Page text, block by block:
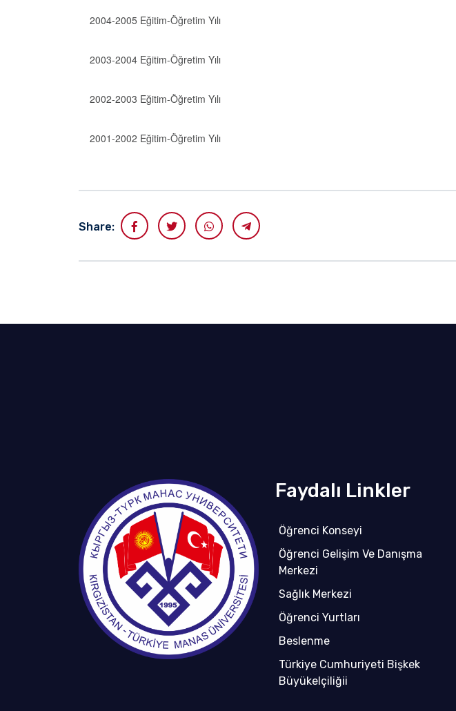
2004-2005 Eğitim-Öğretim Yılı
2003-2004 Eğitim-Öğretim Yılı
2002-2003 Eğitim-Öğretim Yılı
2001-2002 Eğitim-Öğretim Yılı
Share:
Faydalı Linkler
Öğrenci Konseyi
Öğrenci Gelişim Ve Danışma
Merkezi
Sağlık Merkezi
Öğrenci Yurtları
Beslenme
Türkiye Cumhuriyeti Bişkek
Büyükelçiliğii